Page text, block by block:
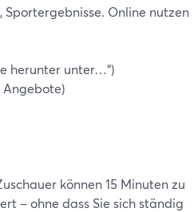
Sportergebnisse. Online nutzen
herunter unter…“)
können 15 Minuten zu
– ohne dass Sie sich ständig